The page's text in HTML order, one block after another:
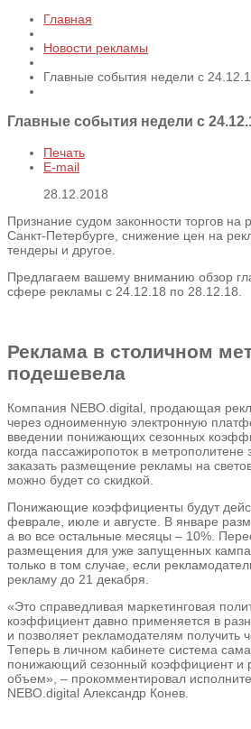
Главная
Новости рекламы
Главные события недели с
Главные события недели с
Печать
E-mail
28.12.2018
Признание судом законности торгов
Санкт-Петербурге, снижение цен на
тендеры и другое.
Предлагаем вашему вниманию обзор
сфере рекламы с 24.12.18 по 28.12.18.
Реклама в столичном
подешевела
Компания NEBO.digital, продающая
через одноименную электронную
введении понижающих сезонных
когда пассажиропоток в метрополитене
заказать размещение рекламы на
можно будет со скидкой.
Понижающие коэффициенты будут
феврале, июле и августе. В январе
а во все остальные месяцы – 10%.
размещения для уже запущенных
только в том случае, если
рекламу до 21 декабря.
«Это справедливая маркетинговая
коэффициент давно применяется в
и позволяет рекламодателям получить
Теперь в личном кабинете система
понижающий сезонный коэффициент и
объем», – прокомментировал
NEBO.digital Александр Конев.